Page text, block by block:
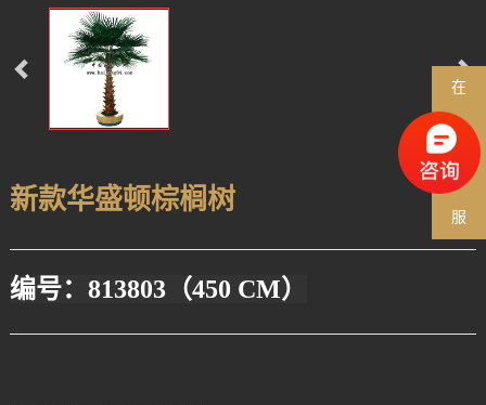
新款华盛顿棕榈树
编号：813803（450 CM）
在
线
客
服